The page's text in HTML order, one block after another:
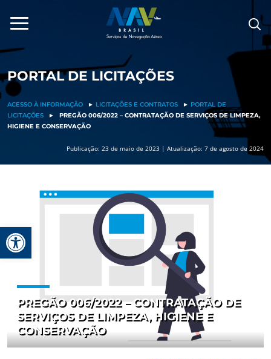
Barra de Ferramentas Aberta
para
conteúdo
PORTAL DE LICITAÇÕES
ACESSO À INFORMAÇÃO ► LICITAÇÕES E CONTRATOS ► PORTAL DE
LICITAÇÕES
►
PREGÃO 006/2022 – CONTRATAÇÃO DE SERVIÇOS DE LIMPEZA,
HIGIENE E CONSERVAÇÃO
Publicação: 23 de maio de 2023 | Atualização: 7 de agosto de 2024
PREGÃO 006/2022 – CONTRATAÇÃO DE
SERVIÇOS DE LIMPEZA, HIGIENE E
CONSERVAÇÃO